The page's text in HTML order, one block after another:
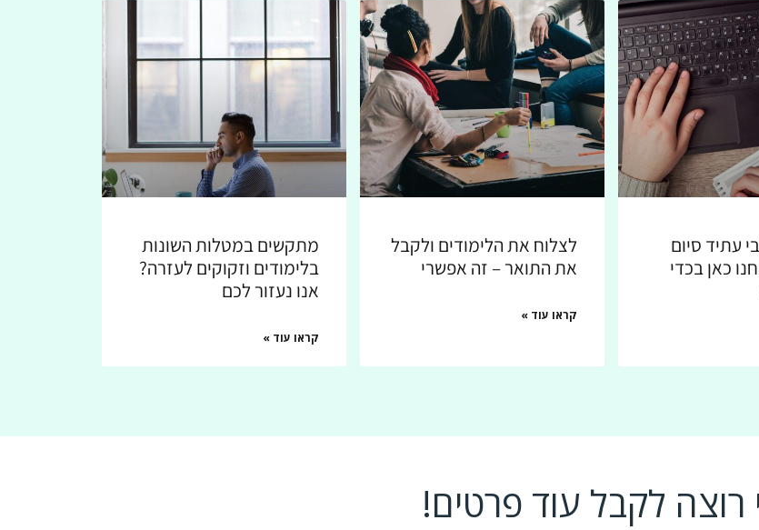
עתיד סיום
כאן בכדי
לצלוח את הלימודים ולקבל
את התואר – זה אפשרי
קראו עוד »
מתקשים במטלות השונות
בלימודים וזקוקים לעזרה?
אנו נעזור לכם
קראו עוד »
רוצה לקבל עוד פרטים!